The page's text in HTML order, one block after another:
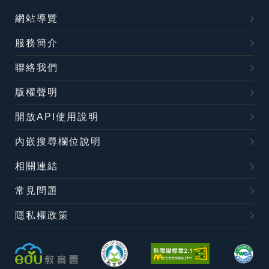
網站導覽
服務簡介
聯絡我們
版權聲明
開放API使用說明
內嵌搜尋欄位說明
相關連結
常見問題
隱私權政策